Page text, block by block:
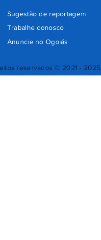
reservados © 2021 - 2025
Sugestão de reportagem
Trabalhe conosco
Anuncie no Ogoiás